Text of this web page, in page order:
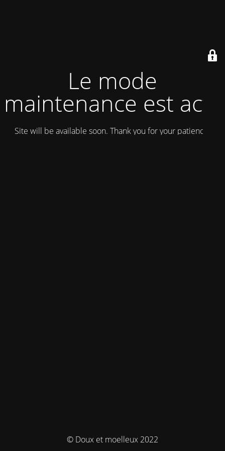
Le mode
maintenance est actif
Site will be available soon. Thank you for your patience!
© Doux et moelleux 2022